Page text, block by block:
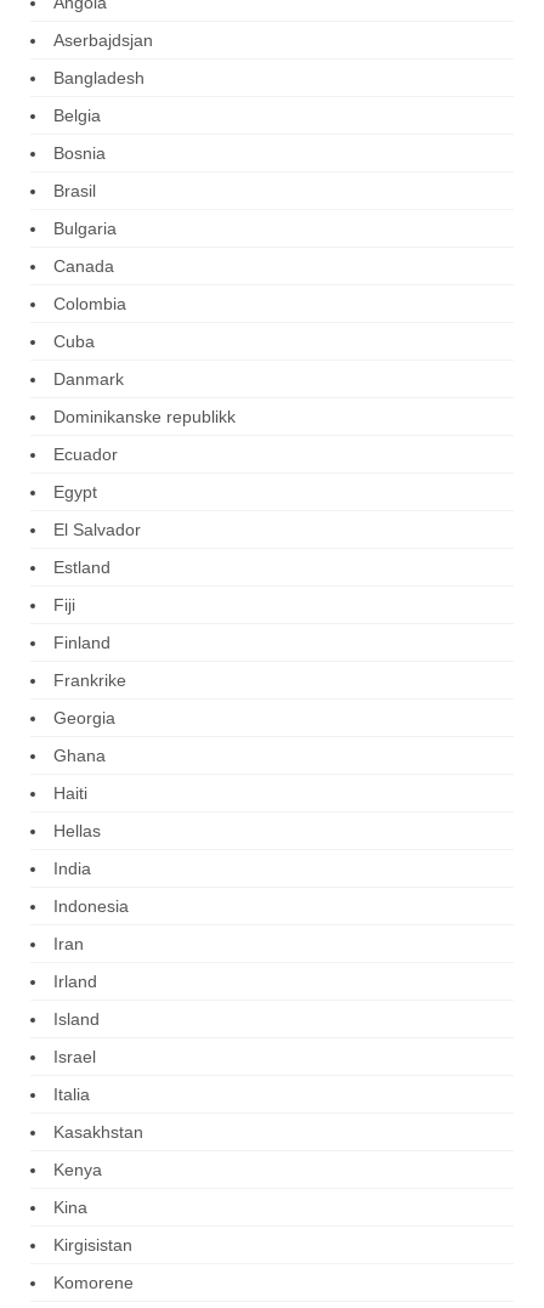
Aserbajdsjan
Bangladesh
Belgia
Bosnia
Brasil
Bulgaria
Canada
Colombia
Cuba
Danmark
Dominikanske republikk
Ecuador
Egypt
El Salvador
Estland
Fiji
Finland
Frankrike
Georgia
Ghana
Haiti
Hellas
India
Indonesia
Iran
Irland
Island
Israel
Italia
Kasakhstan
Kenya
Kina
Kirgisistan
Komorene